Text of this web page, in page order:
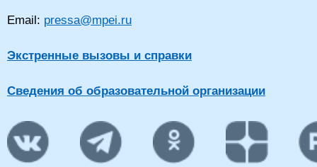
Email: pressa@mpei.ru
Экстренные вызовы и справки
Сведения об образовательной организации